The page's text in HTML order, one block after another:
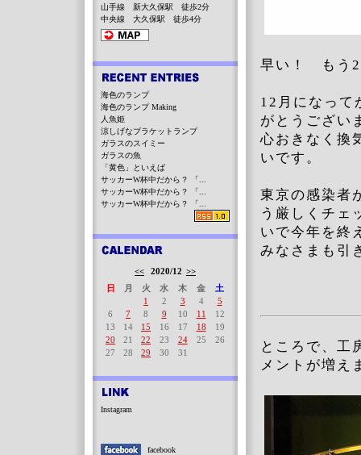
早い！ もう
12月になって
がとうござい
心おきなく換
いです。
東京の感染者
う厳しくチェ
いで今年を終
みなさまも引
ところで、工
メントが増え
山手線 新大久保駅 徒歩2分
中央線 大久保駅 徒歩4分
海色のランプ
海色のランプ Making
人魚姫
涼しげなブラケットランプ
ガラスのスイミー
ガラスの魚
「黄色」といえば
サッカーW杯中だから？ 「...
サッカーW杯中だから？ 「...
サッカーW杯中だから？ 「...
<< 2020/12 >>
日
月 火 水 木 金
土
1
2 3 4
5
6
7 8 9 10 11
12
13
14 15 16 17 18
19
20
21 22 23 24 25
26
27
28 29 30 31
Instagram
facebook